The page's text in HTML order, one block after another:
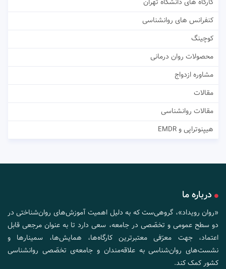
کنفرانس های روانشناسی
کوچینگ
محصولات روان درمانی
مشاوره ازدواج
مقالات
مقالات روانشناسی
هیپنوتراپی و EMDR
درباره ما
«روان رویداد»، گروهی‌ست که به دلیل اهمیت آموزش‌های روان‌شناختی در
دو سطح عمومی و تخصّصی در جامعه، سعی دارد تا به عنوان مرجعی قابل
اعتماد، جهت معرّفی معتبرترین کارگاه‌ها، همایش‌ها، سمینارها و
نشست‌های روان‌شناسی به علاقه‌مندان و جامعه‌ی تخصّصی روانشناسی
کشور کمک کند.